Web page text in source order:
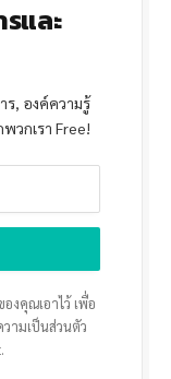
และ
ร, องค์ความรู้
วกเรา Free!
งคุณเอาไว้ เพื่อ
ามเป็นส่วนตัว